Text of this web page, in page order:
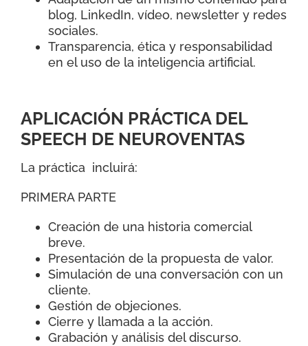
blog, LinkedIn, vídeo, newsletter y redes
sociales.
Transparencia, ética y responsabilidad
en el uso de la inteligencia artificial.
APLICACIÓN PRÁCTICA DEL
SPEECH DE NEUROVENTAS
La práctica incluirá:
PRIMERA PARTE
Creación de una historia comercial
breve.
Presentación de la propuesta de valor.
Simulación de una conversación con un
cliente.
Gestión de objeciones.
Cierre y llamada a la acción.
Grabación y análisis del discurso.